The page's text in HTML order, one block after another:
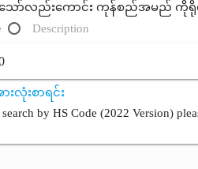
င့် သော်လည်းကောင်း ကုန်စည်အမည် ကိုရို
Description
းလုံးစာရင်း
by HS Code (2022 Version)